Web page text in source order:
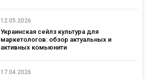
12.05.2026
Украинская сейлз культура для
маркетологов: обзор актуальных и
активных комьюнити
17.04.2026